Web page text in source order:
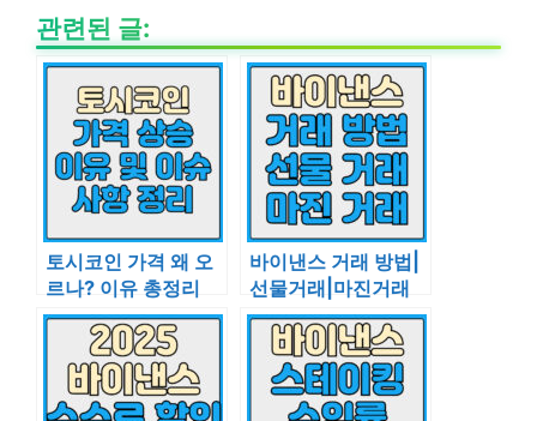
관련된 글:
토시코인 가격 왜 오
르나? 이유 총정리
바이낸스 거래 방법|
선물거래|마진거래